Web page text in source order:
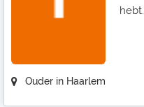
Ouder in Haarlem
hebt.